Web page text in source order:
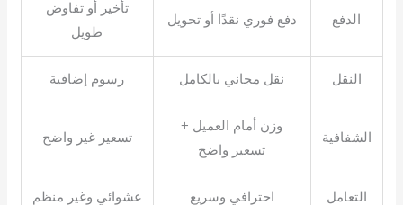
الدفع دفع فوري نقدًا أو تحويل
تأخير أو تفاوض
طويل
النقل نقل مجاني بالكامل رسوم إضافية
الشفافية
وزن أمام العميل +
تسعير واضح
تسعير غير واضح
التعامل احترافي وسريع عشوائي وغير منظم